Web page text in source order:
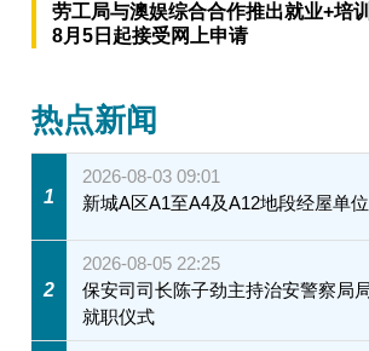
劳工局与澳娱综合合作推出就业+培
8月5日起接受网上申请
热点新闻
1
2026-08-03 09:01
新城A区A1至A4及A12地段经屋单
2
2026-08-05 22:25
保安司司长陈子劲主持治安警察局
就职仪式